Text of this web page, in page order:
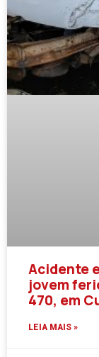
Acidente
jovem
470, em
LEIA MAIS »